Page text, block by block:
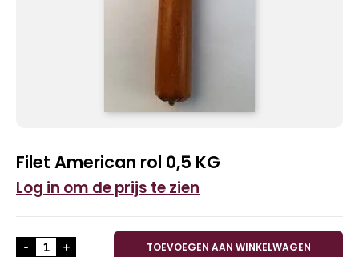
Filet American rol 0,5 KG
Log in om de prijs te zien
- Filet American rol 0,5 KG aantal
+ TOEVOEGEN AAN WINKELWAGEN